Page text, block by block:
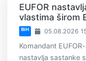
EUFOR
vlastima širom
BiH 05.08.2026
Komandant
nastavlja sastanke